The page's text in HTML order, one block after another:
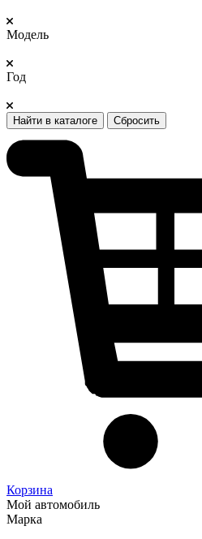
Модель
Год
Найти в каталоге Сбросить
Корзина
Мой автомобиль
Марка